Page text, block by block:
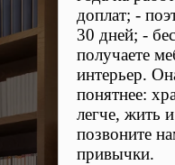
доплат; -
30 дней; -
получаете
интерьер.
понятнее:
легче, жить
позвоните
привычки.